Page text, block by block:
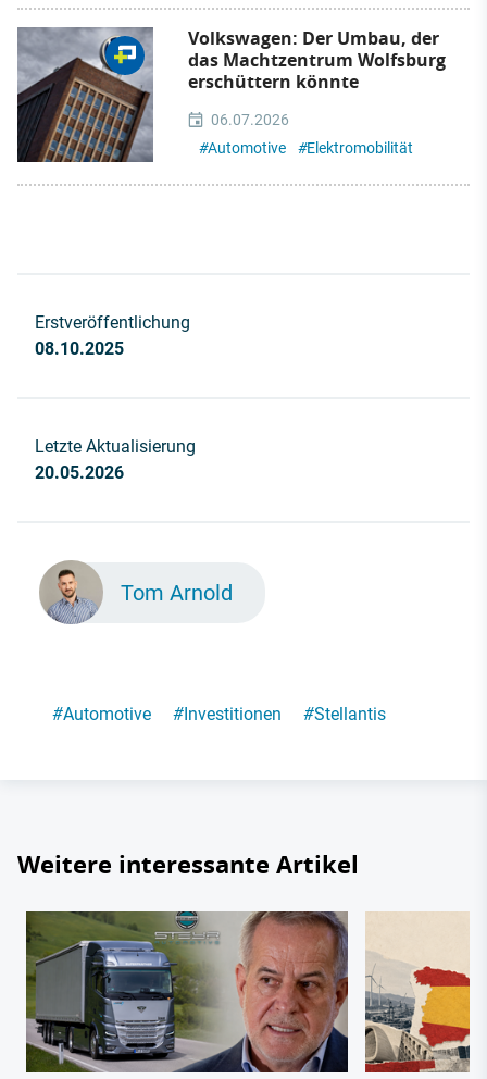
Volkswagen: Der Umbau, der
das Machtzentrum Wolfsburg
erschüttern könnte
06.07.2026
#Automotive #Elektromobilität
Erstveröffentlichung
08.10.2025
Letzte Aktualisierung
20.05.2026
Tom Arnold
#Automotive #Investitionen #Stellantis
Weitere interessante Artikel